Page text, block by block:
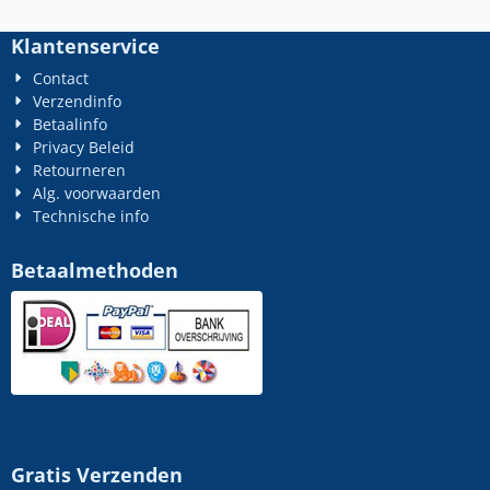
Klantenservice
Contact
Verzendinfo
Betaalinfo
Privacy Beleid
Retourneren
Alg. voorwaarden
Technische info
Betaalmethoden
Gratis Verzenden